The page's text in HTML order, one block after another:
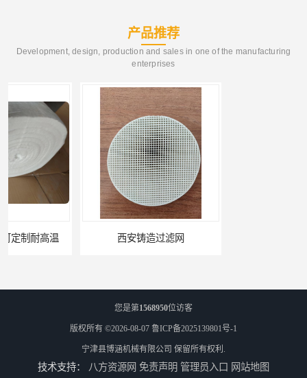
产品推荐
Development, design, production and sales in one of the manufacturing
enterprises
西安铸造过滤网
您是第1568950位访客
版权所有 ©2026-08-07 鲁ICP备2025139801号-1
宁津县博涵机械有限公司 保留所有权利.
技术支持： 八方资源网 免责声明 管理员入口 网站地图